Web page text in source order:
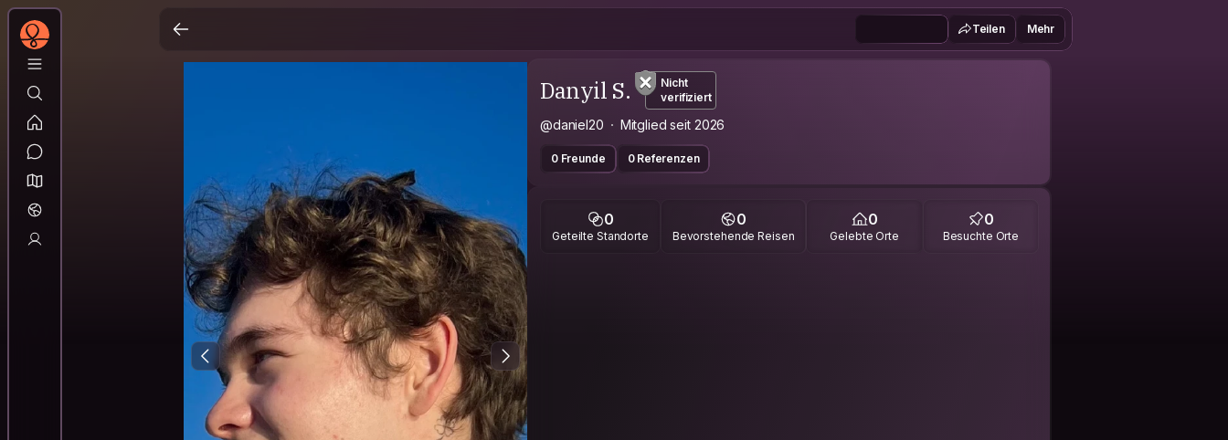
Teilen Mehr
Danyil S.
Nicht
verifiziert
@daniel20 Mitglied seit 2026
0 Freunde 0 Referenzen
0
Geteilte Standorte
0
Bevorstehende Reisen
0
Gelebte Orte
0
Besuchte Orte